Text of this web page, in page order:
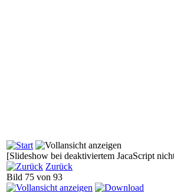
[Slideshow bei deaktiviertem JacaScript
Zurück
Bild 75 von 93